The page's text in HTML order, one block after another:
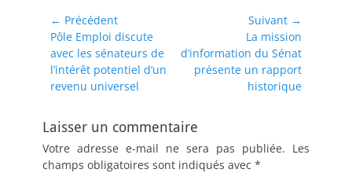
Navigation
de
l’article
← Précédent
Article
précédent :
Pôle Emploi discute
avec les sénateurs de
l’intérêt potentiel d’un
revenu universel
Suivant →
suivant :
La mission
d’information du Sénat
présente un rapport
historique
Laisser un commentaire
Votre adresse e-mail ne sera pas publiée. Les
champs obligatoires sont indiqués avec *